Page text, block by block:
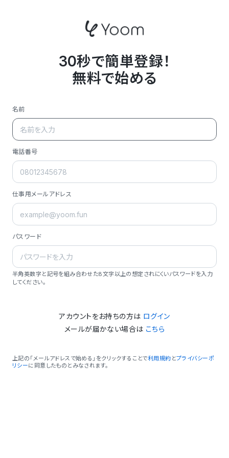
30秒で簡単登録！
無料で始める
名前
電話番号
仕事用メールアドレス
パスワード
半角英数字と記号を組み合わせた8文字以上の想定されにくいパスワードを入力
してください。
アカウントをお持ちの方は ログイン
メールが届かない場合は こちら
上記の「メールアドレスで始める」をクリックすることで利用規約 とプライバシーポ
リシーに同意したものとみなされます。